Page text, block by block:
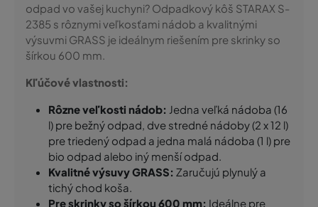
odpad vo vašej kuchyni? Odpadkový kôš STARAX S-
2385 s rôznymi veľkosťami nádob a kvalitnými
výsuvmi GRASS je ideálnym riešením pre skrinky so
šírkou 600 mm.
Kľúčové vlastnosti:
Rôzne veľkosti nádob: Jedna veľká nádoba (16
l) pre bežný odpad, dve stredné nádoby (2 x 12 l)
pre triedený odpad a jedna malá nádoba (1 l) pre
bio odpad alebo iný menší odpad.
Kvalitné výsuvy GRASS: Zaručujú plynulý a
tichý chod koša.
Pre skrinky so šírkou 600 mm: Ideálne pre